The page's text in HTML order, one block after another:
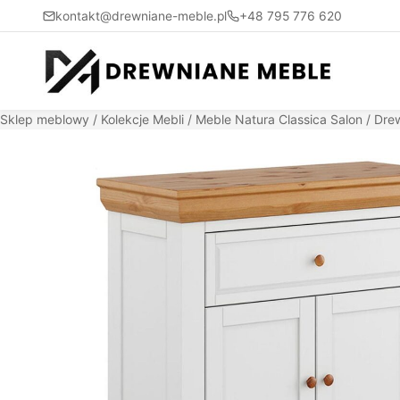
kontakt@drewniane-meble.pl +48 795 776 620
Sklep meblowy / Kolekcje Mebli / Meble Natura Classica Salon /